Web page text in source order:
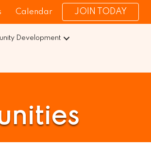
Calendar JOIN TODAY
Development